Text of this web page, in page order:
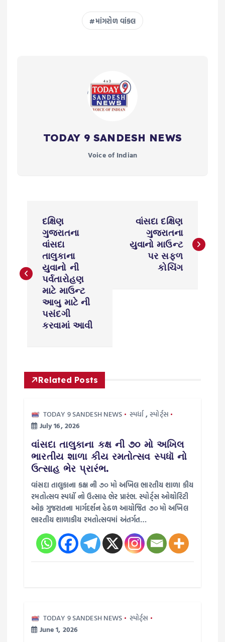
માંગરોળ વાંકલ
TODAY 9 SANDESH NEWS
Voice of Indian
s
t
દક્ષિણ
ગુજરાતના
વાંસદા
તાલુકાના
યુવાનો ની
પર્વતારોહણ
માટે માઉન્ટ
આબુ માટે ની
પસંદગી
કરવામાં આવી
વાંસદા દક્ષિણ
ગુજરાતના
યુવાનો માઉન્ટ
પર સફળ
કોચિંગ
Related Posts
TODAY 9 SANDESH NEWS સ્પર્ધા,સ્પોર્ટ્સ
July 16, 2026
વાંસદા તાલુકાના કક્ષ ની ૭૦ મો અખિલ
ભારતીય શાળા કીય રમતોત્સવ સ્પધૉ નો
ઉત્સાહ ભેર પ્રારંભ.
વાંસદા તાલુકાના કક્ષ ની ૭૦ મો અખિલ ભારતીય શાળા કીય
રમતોત્સવ સ્પધૉ નો ઉત્સાહ ભેર પ્રારંભ. સ્પોર્ટ્સ ઓથોરિટી
ઓફ ગુજરાતના માર્ગદર્શન હેઠળ આયોજિત ૭૦ મો અખિલ
ભારતીય શાળાકીય રમતોત્સવમાં અંતર્ગત…
TODAY 9 SANDESH NEWS
સ્પોર્ટ્સ
June 1, 2026